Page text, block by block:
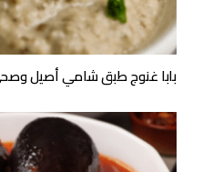
بابا غنوج طبق شامي أصيل